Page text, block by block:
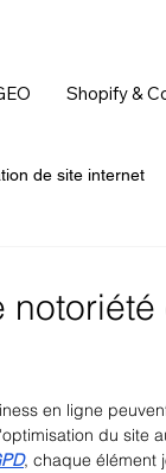
Shopify &
de site internet
en ligne
du site
, chaque élément